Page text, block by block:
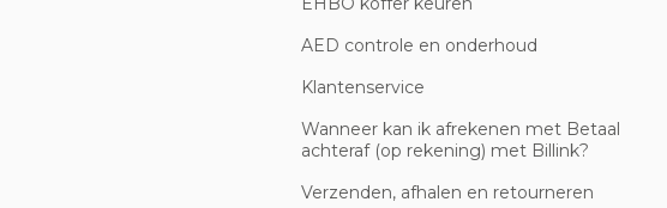
AED controle en onderhoud
Klantenservice
Wanneer kan ik afrekenen met Betaal
achteraf (op rekening) met Billink?
Verzenden, afhalen en retourneren